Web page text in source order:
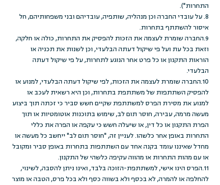
התחרות").
8. על עובדי החברה וכן מנהליה, שותפיה, עובדיהם ובני משפחותיהם, חל
איסור להשתתף בתחרות.
9.החברה שומרת לעצמה את הזכות להפסיק את התחרות, כולה או חלקה,
וזאת בכל עת ועל פי שיקול דעתה הבלעדי, וכן לשנות את תכניה או
הוראות התקנון או כל פרט אחר הנוגע לתחרות, על פי שיקול דעתה
הבלעדי.
10.החברה שומרת לעצמה את הזכות, לפי שיקול דעתה הבלעדי, למנוע או
להפסיק השתתפות של משתתפת בתחרות, וכן היא רשאית לעכב או
למנוע את מסירת הפרס למשתתפת שקיים חשש סביר כי זכתה תוך ביצוע
מעשה מרמה, עבירה, חוסר תום לב, שימוש בתוכנות אוטומטיות או תוך
הפרת התקנון או כל דין, או שיעלה חשש כי עקפה או הפרה את כללי
התחרות באופן אחר כלשהו. לעניין זה, "חוסר תום לב" ייחשב כל מעשה או
מחדל שאיננו עומד בקנה אחד עם השתתפות בתחרות באופן סביר ומקובל
או עם מהות התחרות או מהווה עקיפה כלשהי של התקנון.
11.הפרס הינו אישי, למשתתפת-הזוכה בלבד, ואינו ניתן להסבה, לשינוי,
להחלפה או להמרה, לא בכסף ולא בשווה כסף ולא בכל פרס, הטבה או מוצר